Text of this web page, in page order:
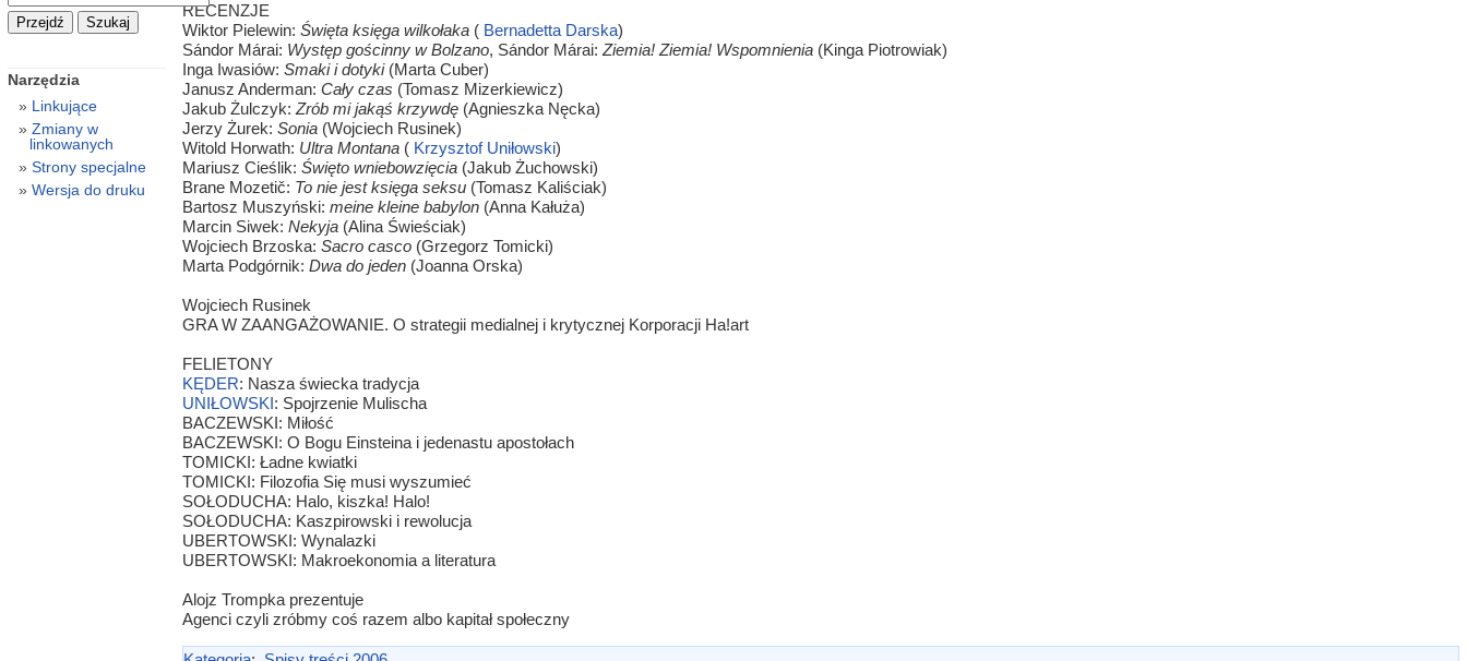
RECENZJE
Wiktor Pielewin: Święta księga wilkołaka(Bernadetta Darska)
Sándor Márai: Występ gościnny w Bolzano, Sándor Márai: Ziemia! Ziemia! Wspomnienia(Kinga Piotrowiak)
Inga Iwasiów: Smaki i dotyki(Marta Cuber)
Janusz Anderman: Cały czas (Tomasz Mizerkiewicz)
Jakub Żulczyk: Zrób mi jakąś krzywdę(Agnieszka Nęcka)
Jerzy Żurek: Sonia(Wojciech Rusinek)
Witold Horwath: Ultra Montana(Krzysztof Uniłowski)
Mariusz Cieślik: Święto wniebowzięcia(Jakub Żuchowski)
Brane Mozetič: To nie jest księga seksu(Tomasz Kaliściak)
Bartosz Muszyński: meine kleine babylon(Anna Kałuża)
Marcin Siwek: Nekyja(Alina Świeściak)
Wojciech Brzoska: Sacro casco(Grzegorz Tomicki)
Marta Podgórnik: Dwa do jeden(Joanna Orska)
Wojciech Rusinek
GRA W ZAANGAŻOWANIE. O strategii medialnej i krytycznej Korporacji Ha!art
FELIETONY
KĘDER: Nasza świecka tradycja
UNIŁOWSKI: Spojrzenie Mulischa
BACZEWSKI: Miłość
BACZEWSKI: O Bogu Einsteina i jedenastu apostołach
TOMICKI: Ładne kwiatki
TOMICKI: Filozofia Się musi wyszumieć
SOŁODUCHA: Halo, kiszka! Halo!
SOŁODUCHA: Kaszpirowski i rewolucja
UBERTOWSKI: Wynalazki
UBERTOWSKI: Makroekonomia a literatura
Alojz Trompka prezentuje
Agenci czyli zróbmy coś razem albo kapitał społeczny
Narzędzia
Linkujące
Zmiany w
linkowanych
Strony specjalne
Wersja do druku